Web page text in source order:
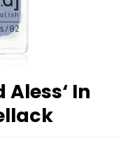
In